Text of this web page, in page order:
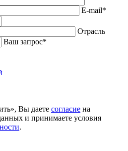
E-mail*
Отрасль
Ваш запрос*
Вы даете согласие на
и принимаете условия
.